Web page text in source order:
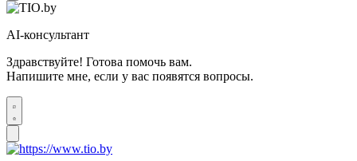
AI-консультант
Здравствуйте! Готова помочь вам.
Напишите мне, если у вас появятся вопросы.